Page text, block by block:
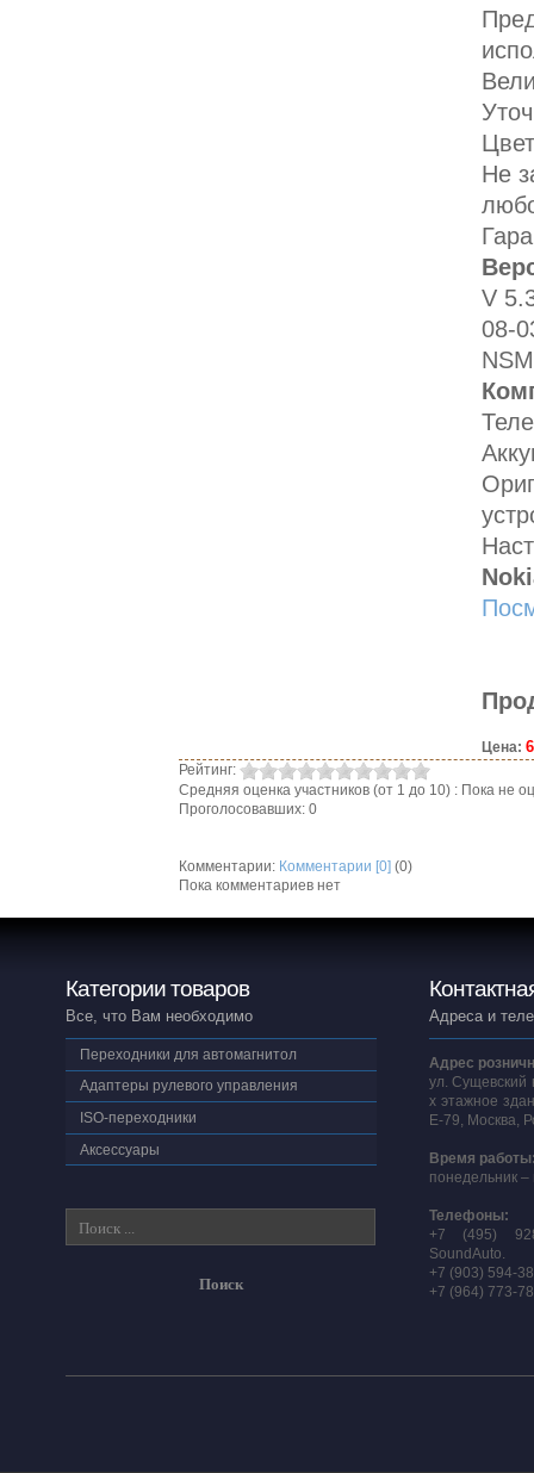
Не
V
08-
Цена:
Рейтинг:
Средняя оценка участников (от 1 до 10) : Пока не
Проголосовавших: 0
Комментарии: Комментарии [0] (0)
Пока комментариев нет
Категории товаров
Все, что Вам необходимо
Переходники для автомагнитол
Адаптеры рулевого управления
ISO-переходники
Аксессуары
Адреса и
Адрес
ул. Сущевский
х этажное
E-79, Москва,
Время
понедельник –
Телефоны:
+7 (495)
SoundAuto.
+7 (903) 594-
+7 (964) 773-